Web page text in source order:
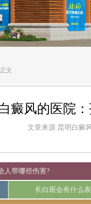
正文
癜风的医院
文章来源:昆明白癜
人带哪些伤害?
长白斑会有什么